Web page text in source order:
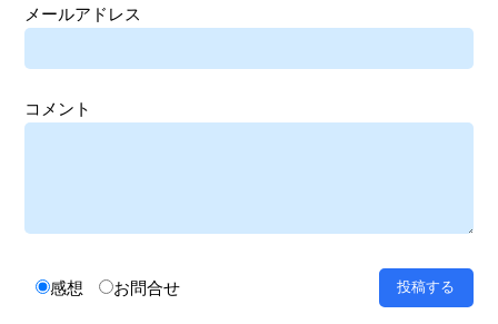
メールアドレス
コメント
感想 お問合せ